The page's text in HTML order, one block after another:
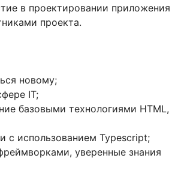
в проектировании приложения
проекта.
новому;
IT;
базовыми технологиями HTML,
c использованием Typescript;
уверенные знания